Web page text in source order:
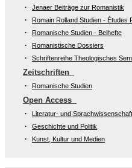
Jenaer Beiträge zur Romanistik
Romain Rolland Studien - Études
Romanische Studien - Beihefte
Romanistische Dossiers
Schriftenreihe Theologisches
Zeitschriften
Romanische Studien
Open Access
Literatur- und
Geschichte und Politik
Kunst, Kultur und Medien